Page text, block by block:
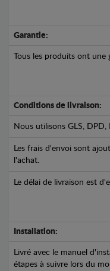
Garantie:
Tous les produits ont une
Conditions de livraison:
Nous utilisons GLS,
Les frais d'envoi sont
l'achat.
Le délai de livraison est
Installation:
Livré avec le manuel
étapes à suivre lors du